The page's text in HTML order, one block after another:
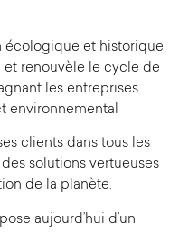
écologique et historique
et renouvèle le cycle de
les entreprises
environnemental
clients dans tous les
solutions vertueuses
de la planète.
aujourd’hui d’un